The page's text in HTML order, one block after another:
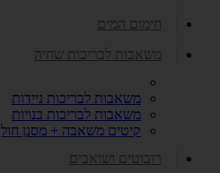
חימום המים
משאבות לבריכות שחיה
משאבות לבריכות ניידות
משאבות לבריכות בנויות
קיטים משאבה + מסנן חול
רובוטים ושואבים